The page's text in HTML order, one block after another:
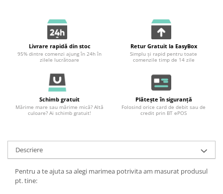
Livrare rapidă din stoc
95% dintre comenzi ajung în 24h în
zilele lucrătoare
Retur Gratuit la EasyBox
Simplu și rapid pentru toate
comenzile timp de 14 zile
Schimb gratuit
Mărime mare sau mărime mică? Altă
culoare? Ai schimb gratuit!
Plătește în siguranță
Folosind orice card de debit sau de
credit prin BT ePOS
Descriere
Pentru a te ajuta sa alegi marimea potrivita am masurat produsul
pt. tine: